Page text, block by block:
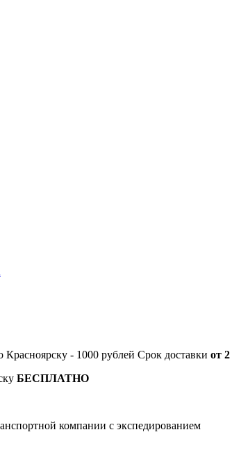
Красноярску - 1000 рублей Срок доставки от
БЕСПЛАТНО
компании с экспедированием